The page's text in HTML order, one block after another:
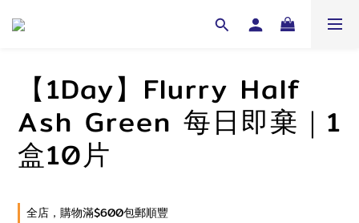
【1Day】Flurry Half
Ash Green 每日即棄｜1
盒10片
全店，購物滿$600包郵順豐